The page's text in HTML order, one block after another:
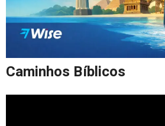
Caminhos Bíblicos